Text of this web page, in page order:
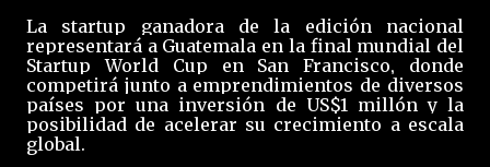
La startup ganadora de la edición nacional
representará a Guatemala en la final mundial del
Startup World Cup en San Francisco, donde
competirá junto a emprendimientos de diversos
países por una inversión de US$1 millón y la
posibilidad de acelerar su crecimiento a escala
global.